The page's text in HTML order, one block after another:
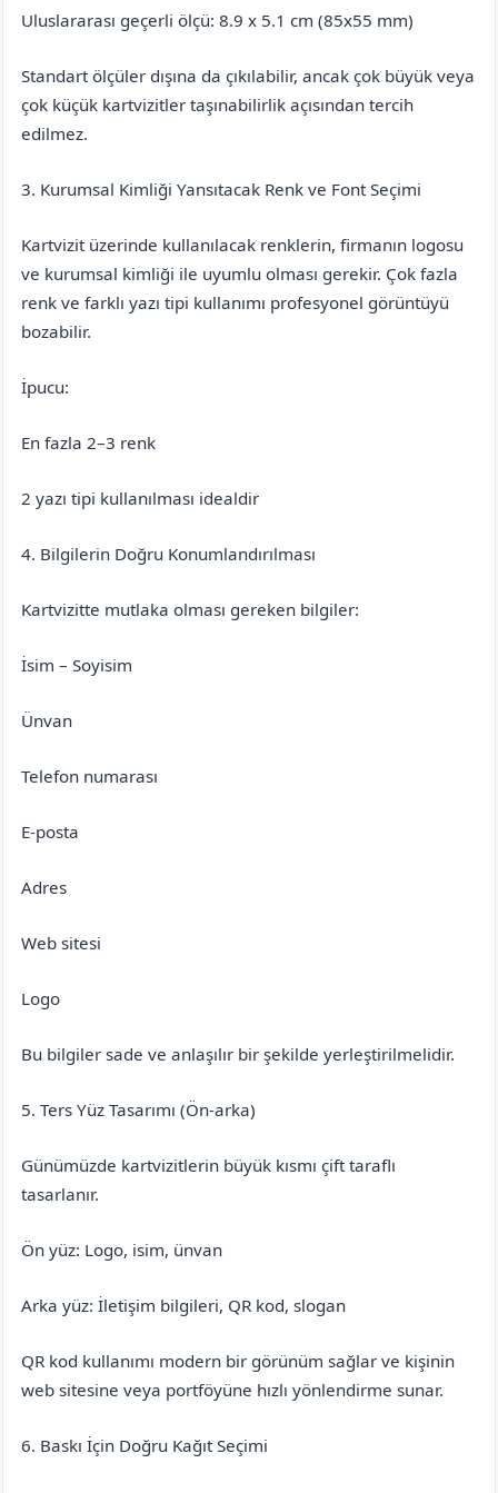
Uluslararası geçerli ölçü: 8.9 x 5.1 cm (85x55 mm)
Standart ölçüler dışına da çıkılabilir, ancak çok büyük veya
çok küçük kartvizitler taşınabilirlik açısından tercih
edilmez.
3. Kurumsal Kimliği Yansıtacak Renk ve Font Seçimi
Kartvizit üzerinde kullanılacak renklerin, firmanın logosu
ve kurumsal kimliği ile uyumlu olması gerekir. Çok fazla
renk ve farklı yazı tipi kullanımı profesyonel görüntüyü
bozabilir.
İpucu:
En fazla 2–3 renk
2 yazı tipi kullanılması idealdir
4. Bilgilerin Doğru Konumlandırılması
Kartvizitte mutlaka olması gereken bilgiler:
İsim – Soyisim
Ünvan
Telefon numarası
E-posta
Adres
Web sitesi
Logo
Bu bilgiler sade ve anlaşılır bir şekilde yerleştirilmelidir.
5. Ters Yüz Tasarımı (Ön-arka)
Günümüzde kartvizitlerin büyük kısmı çift taraflı
tasarlanır.
Ön yüz: Logo, isim, ünvan
Arka yüz: İletişim bilgileri, QR kod, slogan
QR kod kullanımı modern bir görünüm sağlar ve kişinin
web sitesine veya portföyüne hızlı yönlendirme sunar.
6. Baskı İçin Doğru Kağıt Seçimi